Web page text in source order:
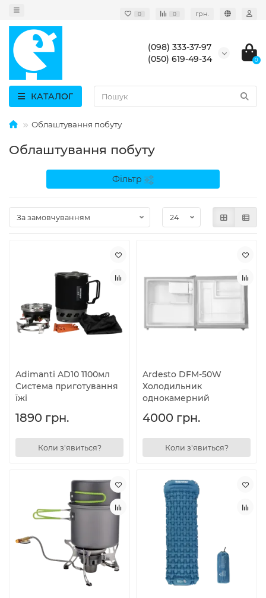
0 0 грн.
(098) 333-37-97
(050) 619-49-34
0
КАТАЛОГ
Облаштування побуту
Облаштування побуту
Фільтр
Adimanti AD10 1100мл
Система приготування
їжі
1890 грн.
Коли з'явиться?
Ardesto DFM-50W
Холодильник
однокамерний
4000 грн.
Коли з'явиться?